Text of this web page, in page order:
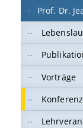
Prof. Dr.
Vorträge